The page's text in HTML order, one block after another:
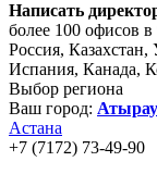
Написать
более 100 офисов в
Россия,
Испания, Канада,
Выбор региона
Ваш город: Атырау
Астана
+7 (7172) 73-49-90